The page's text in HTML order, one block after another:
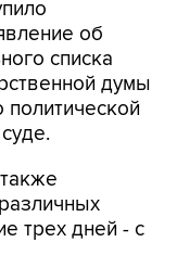
списка
думы
трех дней - с